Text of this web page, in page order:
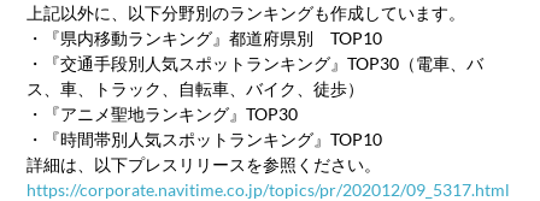
上記以外に、以下分野別のランキングも作成しています。
・『県内移動ランキング』都道府県別 TOP10
・『交通手段別人気スポットランキング』TOP30（電車、バ
ス、車、トラック、自転車、バイク、徒歩）
・『アニメ聖地ランキング』TOP30
・『時間帯別人気スポットランキング』TOP10
詳細は、以下プレスリリースを参照ください。
https://corporate.navitime.co.jp/topics/pr/202012/09_5317.html